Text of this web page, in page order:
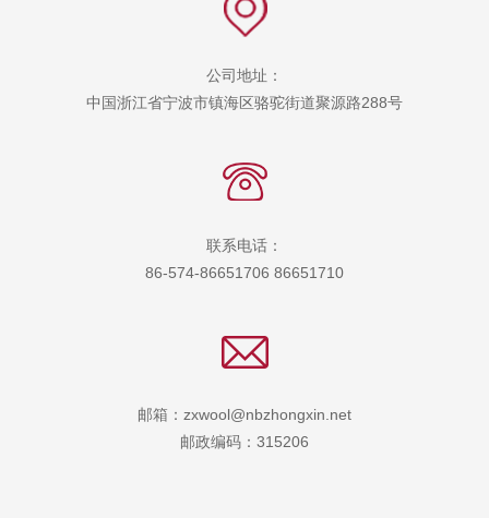
公司地址：
中国浙江省宁波市镇海区骆驼街道聚源路288号
联系电话：
86-574-86651706 86651710
邮箱：zxwool@nbzhongxin.net
邮政编码：315206